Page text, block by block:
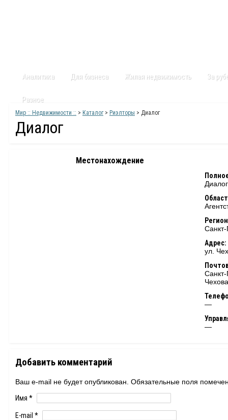
Аналитика Для бизнеса Жилая недвижимость За
Разное
Мир :: Недвижимости :: > Каталог> Риэлторы > Диалог
Диалог
Местонахождение
Диалог
Санкт-
Адрес:
ул.
Санкт-
—
—
Добавить комментарий
Ваш e-mail не будет опубликован. Обязательные поля
Имя *
E-mail *